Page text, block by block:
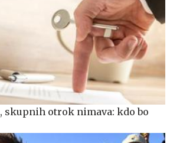
skupnih otrok nimava: kdo bo